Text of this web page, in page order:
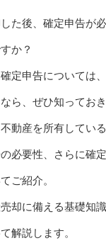
た後、確定申告が
か？
定申告については
ら、ぜひ知ってお
動産を所有してい
必要性、さらに確
ご紹介。
却に備える基礎知
解説します。